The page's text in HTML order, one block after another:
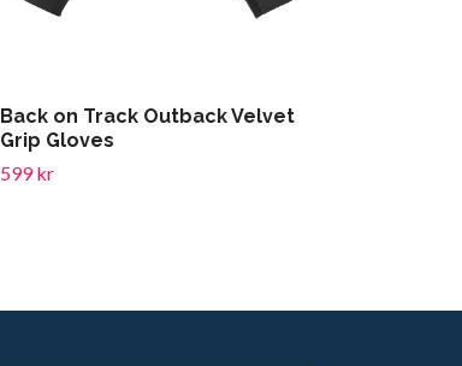
Back on Track Outback Velvet
Grip Gloves
599 kr